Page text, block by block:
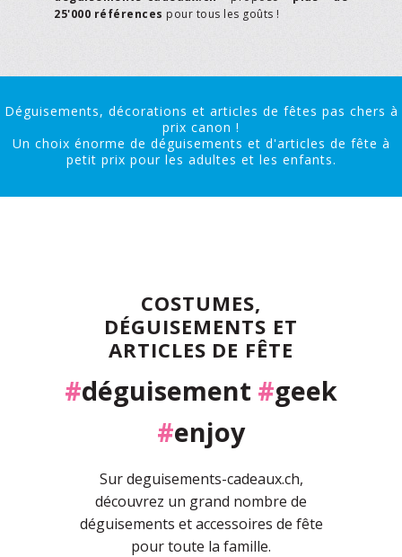
25'000 références pour tous les goûts !
Déguisements, décorations et articles de fêtes pas chers à
prix canon !
Un choix énorme de déguisements et d'articles de fête à
petit prix pour les adultes et les enfants.
COSTUMES,
DÉGUISEMENTS ET
ARTICLES DE FÊTE
#déguisement #geek
#enjoy
Sur deguisements-cadeaux.ch,
découvrez un grand nombre de
déguisements et accessoires de fête
pour toute la famille.